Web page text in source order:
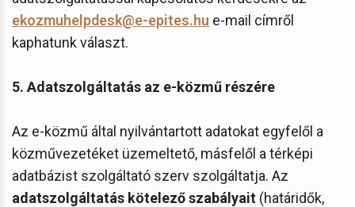
ekozmuhelpdesk@e-epites.hu e-mail címről
kaphatunk választ.
5. Adatszolgáltatás az e-közmű részére
Az e-közmű által nyilvántartott adatokat egyfelől a
közművezetéket üzemeltető, másfelől a térképi
adatbázist szolgáltató szerv szolgáltatja. Az
adatszolgáltatás kötelező szabályait (határidők,